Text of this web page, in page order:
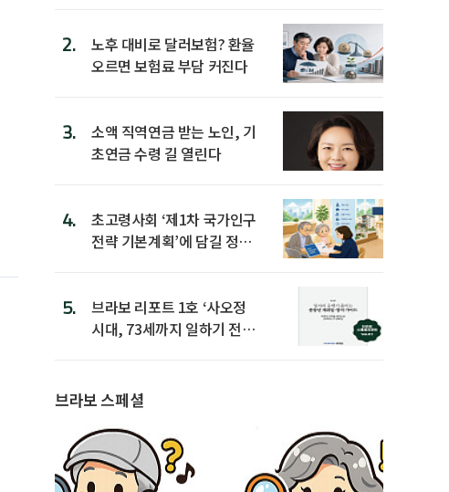
2.
노후 대비로 달러보험? 환율
오르면 보험료 부담 커진다
3.
소액 직역연금 받는 노인, 기
초연금 수령 길 열린다
4.
초고령사회 ‘제1차 국가인구
전략 기본계획’에 담길 정책
5.
브라보 리포트 1호 ‘사오정
시대, 73세까지 일하기 전략’
브라보 스페셜